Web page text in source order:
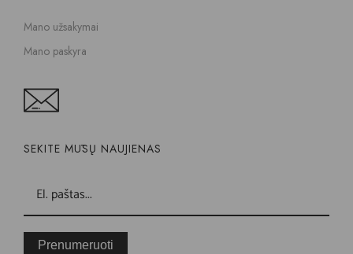
Mano užsakymai
Mano paskyra
SEKITE MŪSŲ NAUJIENAS
Prenumeruoti